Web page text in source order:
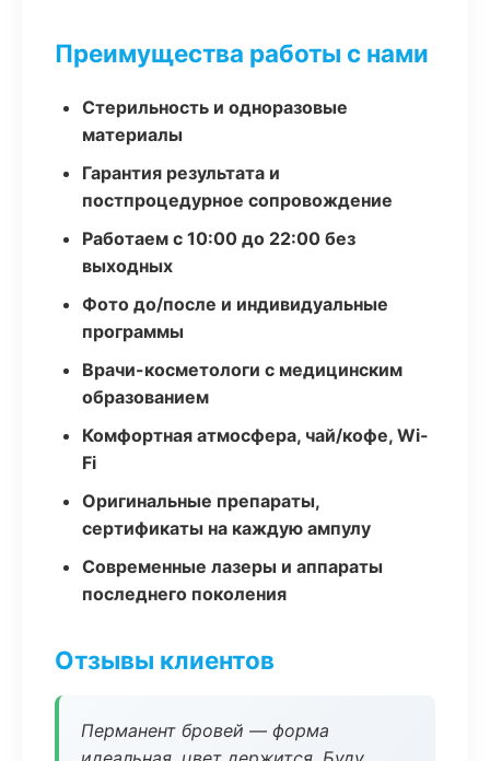
Преимущества работы с нами
Стерильность и одноразовые
материалы
Гарантия результата и
постпроцедурное сопровождение
Работаем с 10:00 до 22:00 без
выходных
Фото до/после и индивидуальные
программы
Врачи-косметологи с медицинским
образованием
Комфортная атмосфера, чай/кофе, Wi-
Fi
Оригинальные препараты,
сертификаты на каждую ампулу
Современные лазеры и аппараты
последнего поколения
Отзывы клиентов
Перманент бровей — форма